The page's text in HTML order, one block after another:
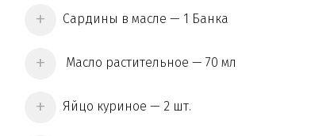
Сардины в масле — 1 Банка
Масло растительное — 70 мл
Яйцо куриное — 2 шт.